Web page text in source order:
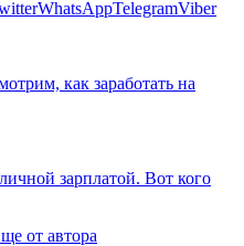
WhatsAppTelegramViber
как заработать на
зарплатой. Вот кого
от автора